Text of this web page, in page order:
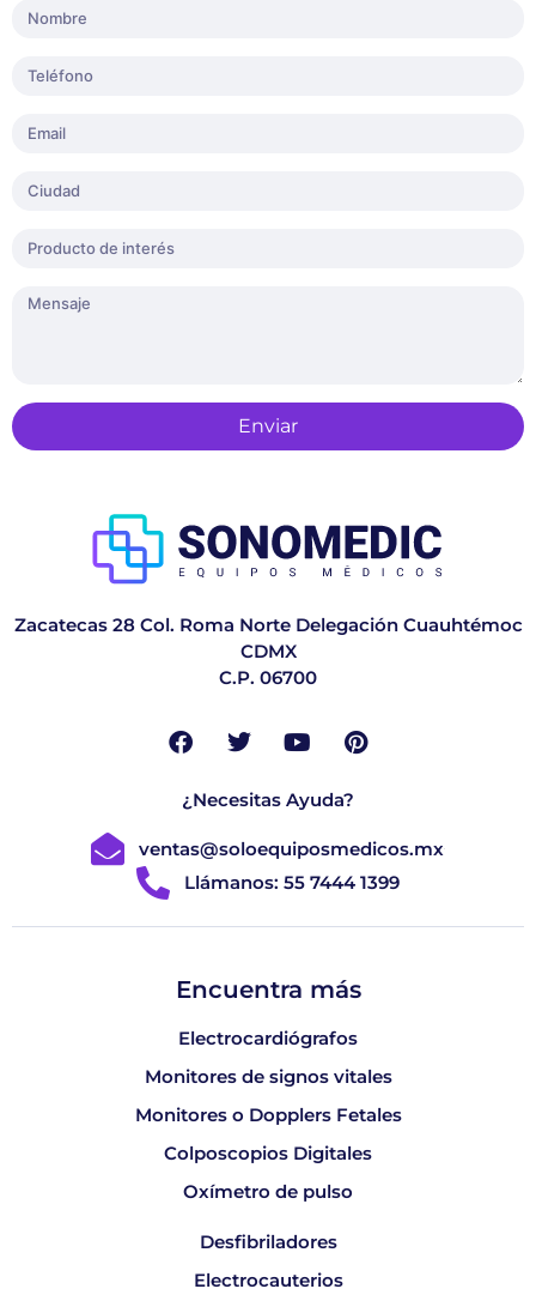
Enviar
Zacatecas 28 Col. Roma Norte Delegación Cuauhtémoc
CDMX
C.P. 06700
¿Necesitas Ayuda?
ventas@soloequiposmedicos.mx
Llámanos: 55 7444 1399
Encuentra más
Electrocardiógrafos
Monitores de signos vitales
Monitores o Dopplers Fetales
Colposcopios Digitales
Oxímetro de pulso
Desfibriladores
Electrocauterios